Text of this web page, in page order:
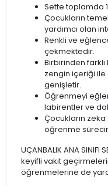
Sette toplamda
Çocukların
yardımcı olan
Renkli ve
çekmektedir.
Birbirinden
zengin içeriği ile
genişletir.
Öğrenmeyi
labirentler ve
Çocukların
öğrenme
UÇANBALIK ANA SINIFI
keyifli vakit
öğrenmelerine de